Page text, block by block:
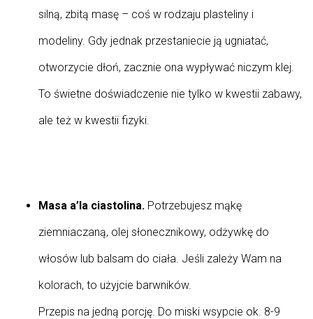
silną, zbitą masę – coś w rodzaju plasteliny i
modeliny. Gdy jednak przestaniecie ją ugniatać,
otworzycie dłoń, zacznie ona wypływać niczym klej.
To świetne doświadczenie nie tylko w kwestii zabawy,
ale też w kwestii fizyki.
Masa a’la ciastolina. Potrzebujesz mąkę
ziemniaczaną, olej słonecznikowy, odżywkę do
włosów lub balsam do ciała. Jeśli zależy Wam na
kolorach, to użyjcie barwników.
Przepis na jedną porcję. Do miski wsypcie ok. 8-9